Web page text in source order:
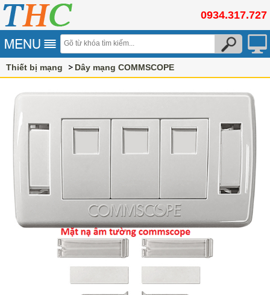
0934.317.727
Thiết bị mạng Dây mạng COMMSCOPE